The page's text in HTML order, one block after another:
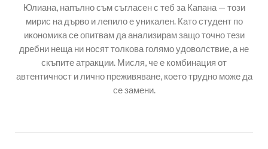
Юлиана, напълно съм съгласен с теб за Капана — този
мирис на дърво и лепило е уникален. Като студент по
икономика се опитвам да анализирам защо точно тези
дребни неща ни носят толкова голямо удоволствие, а не
скъпите атракции. Мисля, че е комбинация от
автентичност и лично преживяване, което трудно може да
се замени.